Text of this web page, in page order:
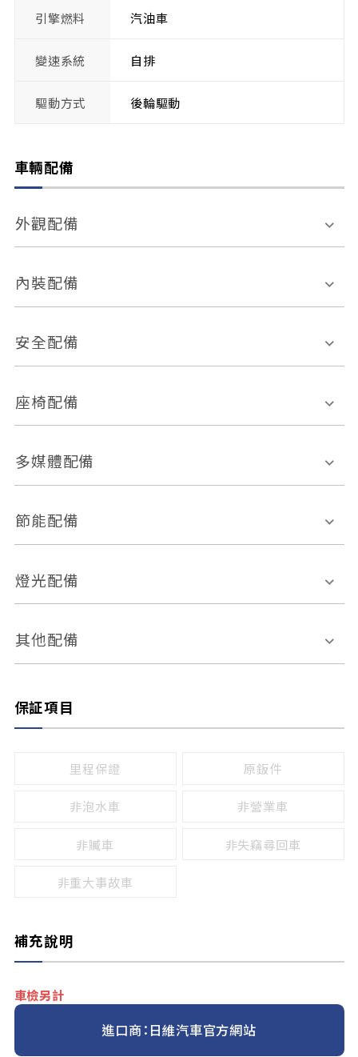
引擎燃料 汽油車
變速系統 自排
驅動方式 後輪驅動
車輛配備
外觀配備
電動天窗
後視鏡方向指示燈
內裝配備
多功能方向盤
恆溫空調
安全配備
前座正面氣囊
ABS防鎖死
車道偏離警示
自動停車系統 盲點偵測系統
倒車雷達
座椅配備
皮椅
無
有
多媒體配備
外部音源接入
節能配備
引擎啟閉系統
燈光配備
感應頭燈
頭燈光源
其他配備
保証項目
里程保證 原鈑件
非泡水車 非營業車
非贓車 非失竊尋回車
非重大事故車
補充說明
車檢另計
進口商：日維汽車官方網站